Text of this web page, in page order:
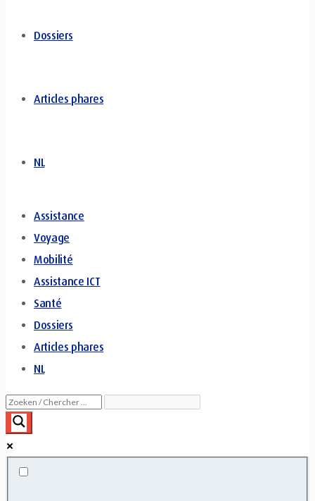
Dossiers
Articles phares
NL
Assistance
Voyage
Mobilité
Assistance ICT
Santé
Dossiers
Articles phares
NL